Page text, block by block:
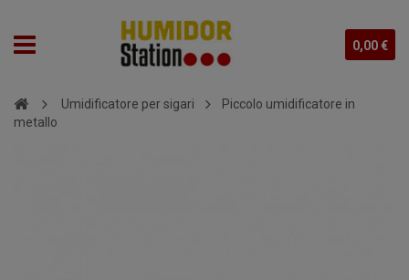
0,00 €
Umidificatore per sigari
Piccolo umidificatore in
metallo